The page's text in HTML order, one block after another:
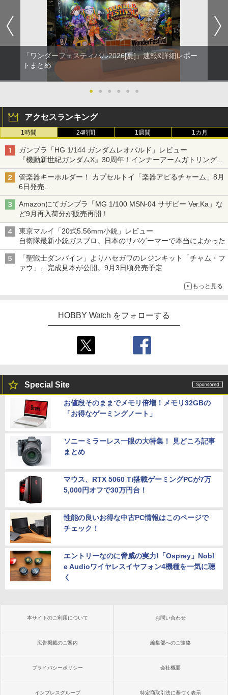
「ワンダーフェスティバル2026[夏]」速報&詳細レポー
トまとめ
● ● ● ● ● ●
アクセスランキング
1時間 24時間 1週間 1カ月
ガンプラ「HG 1/144 ガンダムレオパルド」レビュー
『機動新世紀ガンダムX』30周年！インナーアームガトリングの
変形機構まで再現し最新フォーマットでキット化！
管楽器キーホルダー！ カプセルトイ「楽器アピるチャーム」8月
6日発売
チューバ、テナサクなど5種各3色
Amazonにてガンプラ「MG 1/100 MSN-04 サザビー Ver.Ka」な
ど9月再入荷分が販売再開！
東京マルイ「20式5.56mm小銃」レビュー
自衛隊最新小銃ガスブロ。日本のサバゲーマーで本当によかった
「聖戦士ダンバイン」よりハセガワのレジンキット「チャム・フ
ァウ」、完成見本が公開。9月3日頃発売予定
もっと見る
HOBBY Watch をフォローする
Special Site
お値段そのままでメモリ倍増！メモリ32GBの
「お得なゲーミングノート」
ソニーミラーレス一眼の大特集！ 見どころ記事
まとめ
マウス、RTX 5060 Ti搭載ゲーミングPCが7万
5,000円オフで30万円台！
性能の良いお得な中古PC情報はこのページで
チェック！
エントリーなのに脅威の実力!「Osprey」Nobl
e Audioワイヤレスイヤフォン4機種を一気に聴
く
本サイトのご利用について お問い合わせ
広告掲載のご案内 編集部へのご連絡
プライバシーポリシー 会社概要
インプレスグループ 特定商取引法に基づく表示